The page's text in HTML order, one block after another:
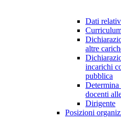
Dati
altre
incarichi
pubblica
Determina
docenti
Dirigente
Posizioni